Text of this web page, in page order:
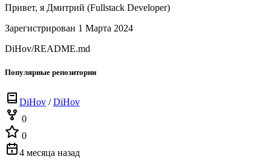
Привет, я Дмитрий (Fullstack Developer)
Зарегистрирован 1 Марта 2024
DiHov/README.md
Популярные репозитории
DiHov /DiHov
0
0
4 месяца назад